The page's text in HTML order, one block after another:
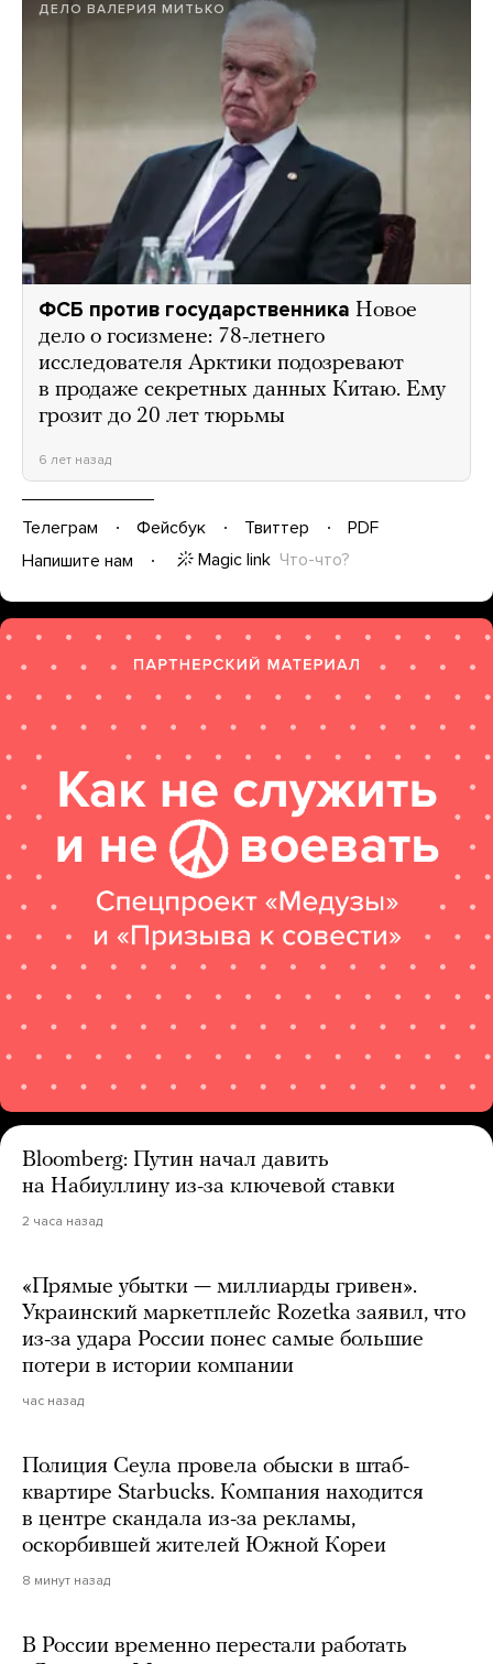
ДЕЛО ВАЛЕРИЯ МИТЬКО
ФСБ против государственника Новое
дело о госизмене: 78-летнего
исследователя Арктики подозревают
в продаже секретных данных Китаю. Ему
грозит до 20 лет тюрьмы
6 лет назад
Телеграм Фейсбук Твиттер
PDF
Напишите нам
Magic link Что-что?
Bloomberg: Путин начал давить
на Набиуллину из-за ключевой ставки
2 часа назад
«Прямые убытки — миллиарды гривен».
Украинский маркетплейс Rozetka заявил, что
из-за удара России понес самые большие
потери в истории компании
час назад
Полиция Сеула провела обыски в штаб-
квартире Starbucks. Компания находится
в центре скандала из-за рекламы,
оскорбившей жителей Южной Кореи
8 минут назад
В России временно перестали работать